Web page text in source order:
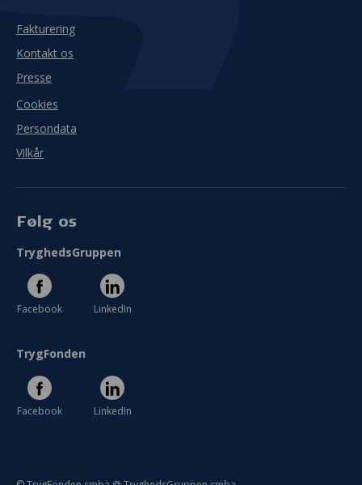
Fakturering
Kontakt os
Presse
Cookies
Persondata
Vilkår
Følg os
TryghedsGruppen
Facebook LinkedIn
TrygFonden
Facebook LinkedIn